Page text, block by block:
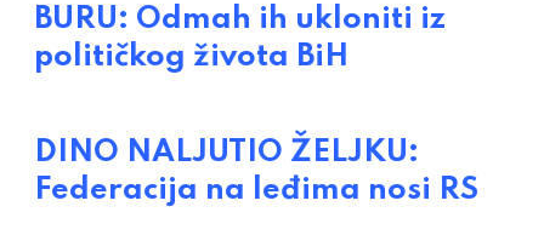
BURU: Odmah ih ukloniti iz
političkog života BiH
DINO NALJUTIO ŽELJKU:
Federacija na leđima nosi RS